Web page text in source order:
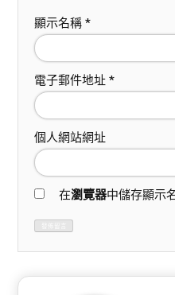
顯示名稱 *
電子郵件地址 *
個人網站網址
在瀏覽器中儲存顯示